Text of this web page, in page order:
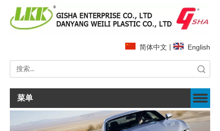
简体中文 | English
菜单